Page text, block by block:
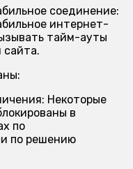
соединение:
интернет-
тайм-ауты
сайта.
Некоторые
в
по
по решению